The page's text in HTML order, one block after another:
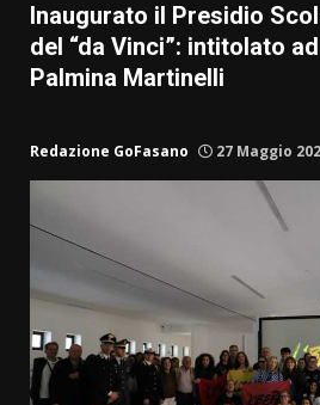
Inaugurato il Presidio
del “da Vinci”: intitolato
Palmina Martinelli
Redazione GoFasano 27 Maggio